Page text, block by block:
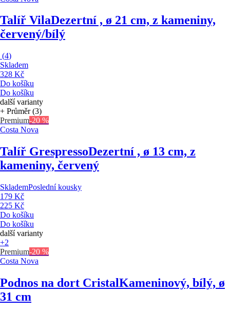
Talíř VilaDezertní , ø 21 cm, z kameniny,
červený/bílý
(4)
Skladem
328 Kč
Do košíku
Do košíku
další varianty
+ Průměr (3)
Premium-20 %
Costa Nova
Talíř GrespressoDezertní , ø 13 cm, z
kameniny, červený
SklademPoslední kousky
179 Kč
225 Kč
Do košíku
Do košíku
další varianty
+2
Premium-20 %
Costa Nova
Podnos na dort CristalKameninový, bílý, ø
31 cm